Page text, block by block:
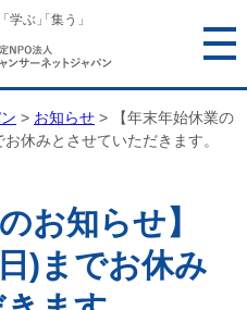
「学ぶ 「集う」
> お知らせ > 【年末年始休業の
休みとさせていただきます。
お知らせ】
)までお休み